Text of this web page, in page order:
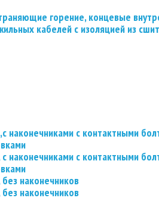
горение, концевые
кабелей с изоляцией из
наконечниками с контактными
наконечниками с контактными
наконечников
наконечников